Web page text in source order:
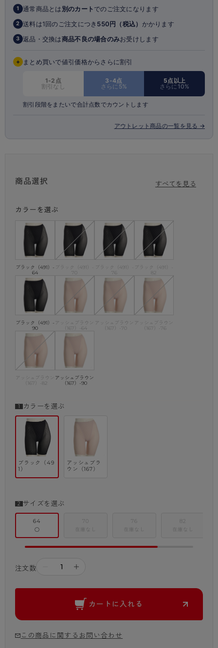
※商品画像はできる限り実物の色に近づけるよう調整しておりますが、
ご覧になる環境（PCのモニタ設定やスマホ画面シール等）により実物
と色味が異なる場合がございます。
1 通常商品とは別のカートでのご注文になります
2 送料は1回のご注文につき 550円（税込） かかります
3 返品・交換は商品不良の場合のみお受けします
+ まとめ買いで値引価格からさらに割引
1-2点
割引なし
3-4点
さらに5%
5点以上
さらに10%
割引段階をまたいで合計点数でカウントします
アウトレット商品の一覧を見る →
商品選択 すべてを見る
カラーを選ぶ
ブラック（491）-
64
ブラック（491）-
70
ブラック（491）-
76
ブラック（491）-
82
ブラック（491）-
90
アッシュブラウン
（167）-64
アッシュブラウン
（167）-70
アッシュブラウン
（167）-76
アッシュブラウン
（167）-82
アッシュブラウン
（167）-90
カラーを選ぶ
ブラック（49
1）
アッシュブラ
ウン（167）
サイズを選ぶ
64
○
70
在庫なし
76
在庫なし
82
在庫なし
注文数 ＋
カートに入れる
この商品に関するお問い合わせ